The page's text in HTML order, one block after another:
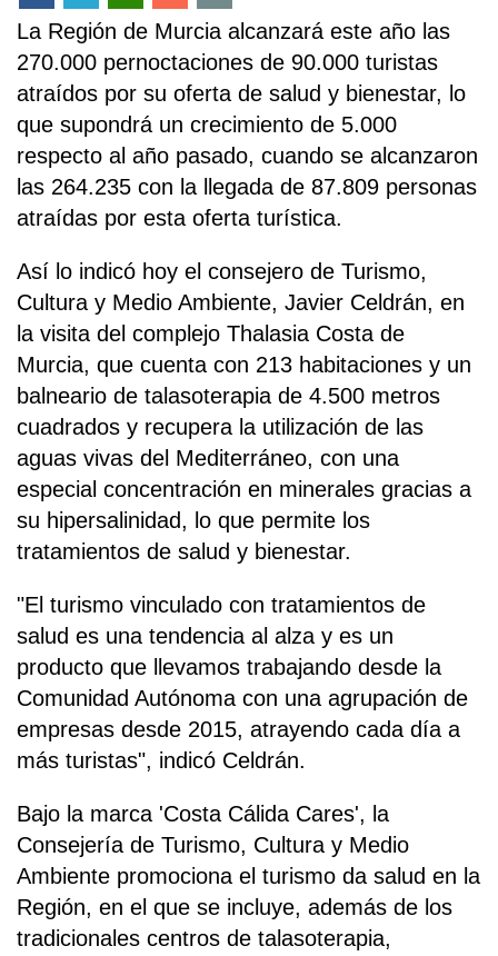
La Región de Murcia alcanzará este año las
270.000 pernoctaciones de 90.000 turistas
atraídos por su oferta de salud y bienestar, lo
que supondrá un crecimiento de 5.000
respecto al año pasado, cuando se alcanzaron
las 264.235 con la llegada de 87.809 personas
atraídas por esta oferta turística.
Así lo indicó hoy el consejero de Turismo,
Cultura y Medio Ambiente, Javier Celdrán, en
la visita del complejo Thalasia Costa de
Murcia, que cuenta con 213 habitaciones y un
balneario de talasoterapia de 4.500 metros
cuadrados y recupera la utilización de las
aguas vivas del Mediterráneo, con una
especial concentración en minerales gracias a
su hipersalinidad, lo que permite los
tratamientos de salud y bienestar.
"El turismo vinculado con tratamientos de
salud es una tendencia al alza y es un
producto que llevamos trabajando desde la
Comunidad Autónoma con una agrupación de
empresas desde 2015, atrayendo cada día a
más turistas", indicó Celdrán.
Bajo la marca 'Costa Cálida Cares', la
Consejería de Turismo, Cultura y Medio
Ambiente promociona el turismo da salud en la
Región, en el que se incluye, además de los
tradicionales centros de talasoterapia,